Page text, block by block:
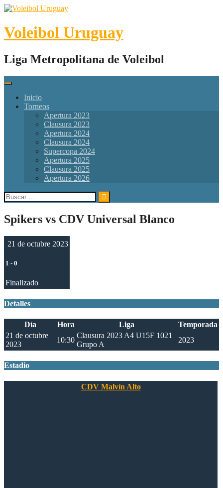
Skip
content
Voleibol Uruguay
Liga Metropolitana de Voleibol
Inicio
Torneos
Apertura 2023
Clausura 2023
Apertura 2024
Clausura 2024
Supercopa 2024
Apertura 2025
Clausura 2025
Apertura 2026
Buscar:
Spikers vs CDV Universal Blanco
21 de octubre 2023
1 - 0
Finalizado
Detalles
Día Hora Liga
Temporada
21 de octubre
2023
10:30
Clausura 2023 A4 U15F 1021
Grupo A
2023
Estadio
CDV Malvín Alto